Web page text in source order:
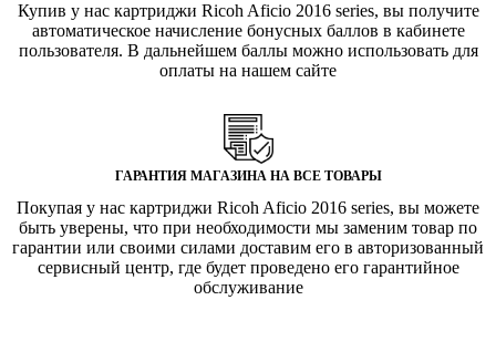
Купив у нас картриджи Ricoh Aficio 2016 series, вы получите
автоматическое начисление бонусных баллов в кабинете
пользователя. В дальнейшем баллы можно использовать для
оплаты на нашем сайте
ГАРАНТИЯ МАГАЗИНА НА ВСЕ ТОВАРЫ
Покупая у нас картриджи Ricoh Aficio 2016 series, вы можете
быть уверены, что при необходимости мы заменим товар по
гарантии или своими силами доставим его в авторизованный
сервисный центр, где будет проведено его гарантийное
обслуживание